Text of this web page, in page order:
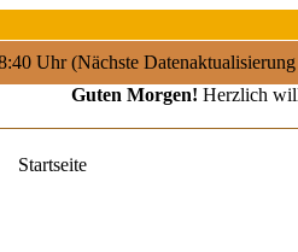
Uhr (Nächste
Guten Morgen! Herzlich
Startseite